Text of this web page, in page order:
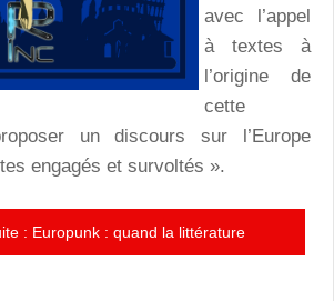
avec l’appel
à textes à
l’origine de
cette
un discours sur l’Europe
engagés et survoltés ».
: Europunk : quand la littérature